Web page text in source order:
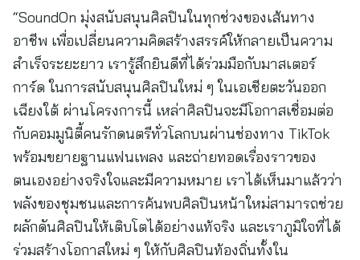
“SoundOn มุ่งสนับสนุนศิลปินในทุกช่วงของเส้นทาง
อาชีพ เพื่อเปลี่ยนความคิดสร้างสรรค์ให้กลายเป็นความ
สำเร็จระยะยาว เรารู้สึกยินดีที่ได้ร่วมมือกับมาสเตอร์
การ์ด ในการสนับสนุนศิลปินใหม่ ๆ ในเอเชียตะวันออก
เฉียงใต้ ผ่านโครงการนี้ เหล่าศิลปินจะมีโอกาสเชื่อมต่อ
กับคอมมูนิตี้คนรักดนตรีทั่วโลกบนผ่านช่องทาง TikTok
พร้อมขยายฐานแฟนเพลง และถ่ายทอดเรื่องราวของ
ตนเองอย่างจริงใจและมีความหมาย เราได้เห็นมาแล้วว่า
พลังของชุมชนและการค้นพบศิลปินหน้าใหม่สามารถช่วย
ผลักดันศิลปินให้เติบโตได้อย่างแท้จริง และเราภูมิใจที่ได้
ร่วมสร้างโอกาสใหม่ ๆ ให้กับศิลปินท้องถิ่นทั้งใน